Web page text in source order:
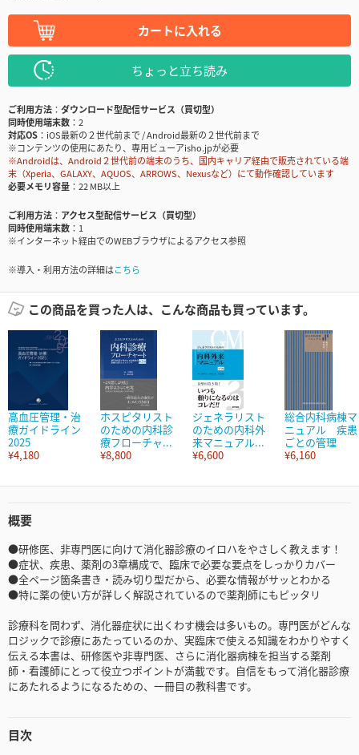
カートに入れる
ちょっと立ち読み
ご利用方法
ダウンロード型配信サービス（買切型）
同時使用端末数
2
対応OS
iOS最新の２世代前まで / Android最新の２世代前まで
※コンテンツの使用にあたり、専用ビューアisho.jpが必要
※Androidは、Android２世代前の端末のうち、国内キャリア経由で販売されている端
末（Xperia、GALAXY、AQUOS、ARROWS、Nexusなど）にて動作確認しています
必要メモリ容量
22 MB以上
ご利用方法
アクセス型配信サービス（買切型）
同時使用端末数
1
※インターネット経由でのWEBブラウザによるアクセス参照
※導入・利用方法の詳細はこちら
この商品を買った人は、こんな商品も買っています。
高血圧管理・治
療ガイドライン
2025
¥4,180
ホスピタリスト
のための内科診
療フローチャ...
¥8,800
ジェネラリスト
のための内科外
来マニュアル...
¥6,600
総合内科病棟マ
ニュアル 疾患
ごとの管理
¥6,160
概要
●研修医、非専門医に向けて消化器診療のイロハをやさしく教えます！
●症状、疾患、薬剤の3章構成で、臨床で必要な要点をしっかりカバー
●全ページ箇条書き・読み切り型だから、必要な情報がサッとわかる
●特に薬の使い方が詳しく解説されているので薬剤師にもピッタリ
診療科を問わず、消化器症状に出くわす機会は多いもの。専門医がどんな
ロジックで診療にあたっているのか、実臨床で使える知識をわかりやすく
伝える本書は、研修医や非専門医、さらに消化器病棟を担当する薬剤
師・看護師にとって役立つポイントが満載です。自信をもって消化器診療
にあたれるようになるための、一冊目の教科書です。
目次